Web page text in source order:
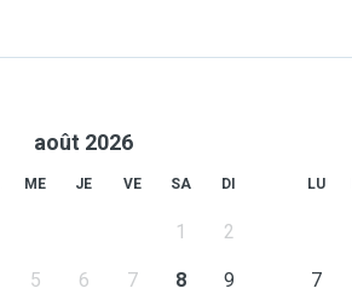
août 2026
ME JE VE SA DI
1 2
5 6 7 8 9
LU
7